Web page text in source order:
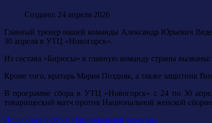
Создано: 24 апреля 2026
Главный тренер нашей команды Александр Юрьевич
30 апреля в УТЦ «Новогорск».
Из состава «Бирюсы» в главную команду страны
Кроме того, вратарь Мария Поздняк, а также защитник
В программе сбора в УТЦ «Новогорск» с 24 по 30
товарищеский матч против Национальной женской
Подробнее о сборе Национальной команды